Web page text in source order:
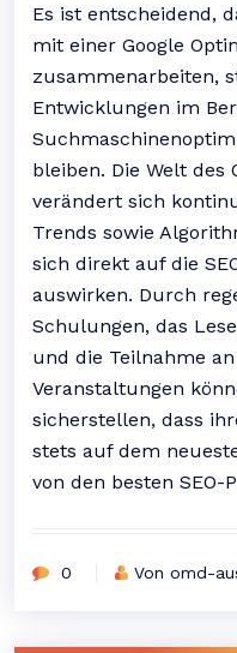
Es ist entscheidend,
mit einer Google
zusammenarbeiten,
Entwicklungen im
bleiben. Die Welt des
verändert sich
Trends sowie
sich direkt auf die
auswirken. Durch
Schulungen, das
und die Teilnahme
Veranstaltungen
sicherstellen, dass
stets auf dem
von den besten
0 Von omd-